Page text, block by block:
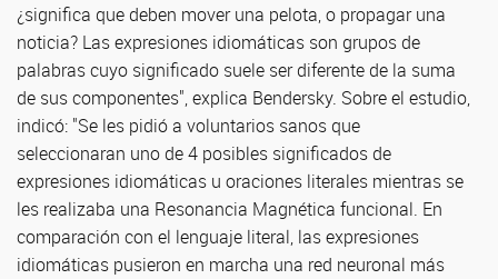
¿significa que deben mover una pelota, o propagar una
noticia? Las expresiones idiomáticas son grupos de
palabras cuyo significado suele ser diferente de la suma
de sus componentes", explica Bendersky. Sobre el estudio,
indicó: "Se les pidió a voluntarios sanos que
seleccionaran uno de 4 posibles significados de
expresiones idiomáticas u oraciones literales mientras se
les realizaba una Resonancia Magnética funcional. En
comparación con el lenguaje literal, las expresiones
idiomáticas pusieron en marcha una red neuronal más